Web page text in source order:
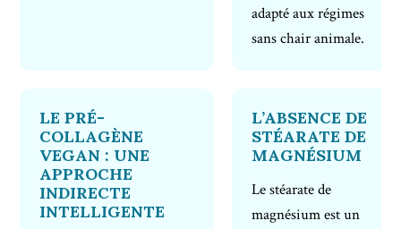
adapté aux régimes
sans chair animale.
LE PRÉ-
COLLAGÈNE
VEGAN : UNE
APPROCHE
INDIRECTE
INTELLIGENTE
L’ABSENCE DE
STÉARATE DE
MAGNÉSIUM
Le stéarate de
magnésium est un